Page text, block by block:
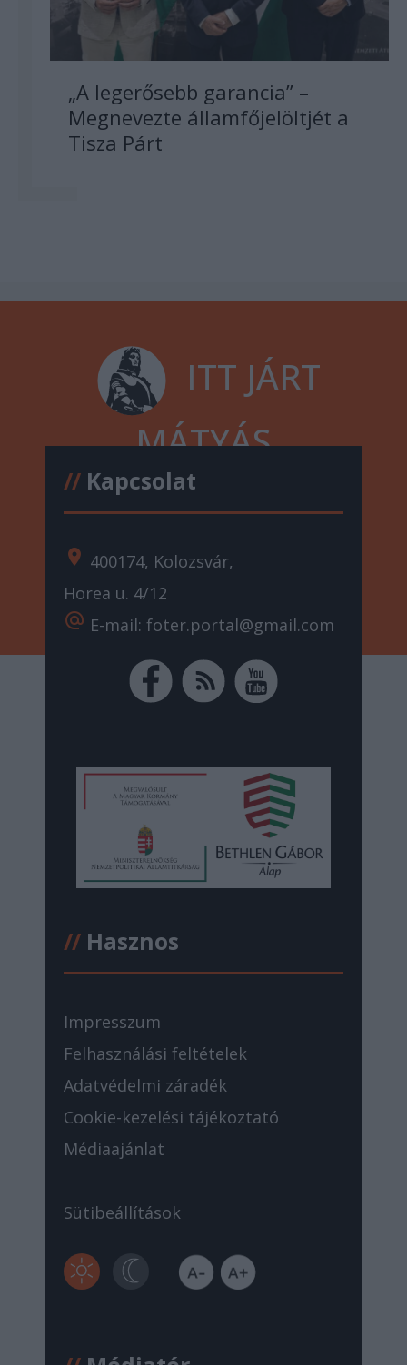
„A legerősebb garancia” –
Megnevezte államfőjelöltjét a
Tisza Párt
ITT JÁRT
MÁTYÁS
//Kapcsolat
location_on 400174, Kolozsvár,
Horea u. 4/12
alternate_email E-mail: foter.portal@gmail.com
//Hasznos
Impresszum
Felhasználási feltételek
Adatvédelmi záradék
Cookie-kezelési tájékoztató
Médiaajánlat
Sütibeállítások